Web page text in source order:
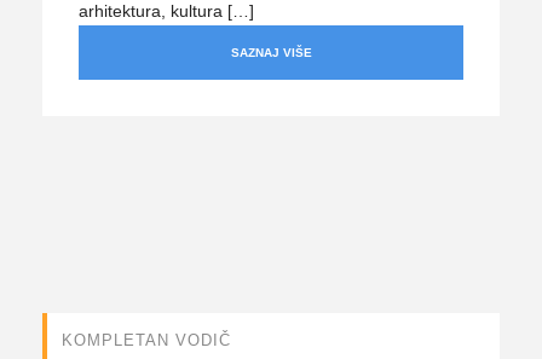
arhitektura, kultura […]
SAZNAJ VIŠE
KOMPLETAN VODIČ